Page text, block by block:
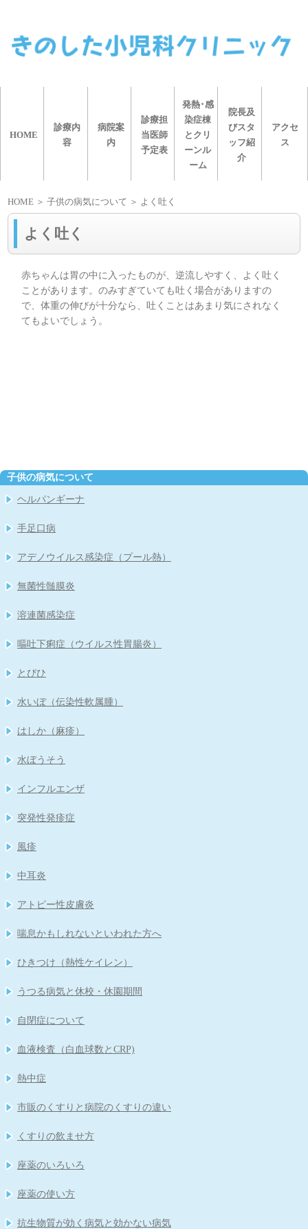
HOME
診療内
容
病院案
内
診療担
当医師
予定表
発熱･感
染症棟
とクリ
ーンル
ーム
院長及
びスタ
ッフ紹
介
アクセ
ス
HOME ＞ 子供の病気について ＞ よく吐く
よく吐く
赤ちゃんは胃の中に入ったものが、逆流しやすく、よく吐く
ことがあります。のみすぎていても吐く場合がありますの
で、体重の伸びが十分なら、吐くことはあまり気にされなく
てもよいでしょう。
子供の病気について
ヘルパンギーナ
手足口病
アデノウイルス感染症（プール熱）
無菌性髄膜炎
溶連菌感染症
嘔吐下痢症（ウイルス性胃腸炎）
とびひ
水いぼ（伝染性軟属腫）
はしか（麻疹）
水ぼうそう
インフルエンザ
突発性発疹症
風疹
中耳炎
アトピー性皮膚炎
喘息かもしれないといわれた方へ
ひきつけ（熱性ケイレン）
うつる病気と休校・休園期間
自閉症について
血液検査（白血球数とCRP)
熱中症
市販のくすりと病院のくすりの違い
くすりの飲ませ方
座薬のいろいろ
座薬の使い方
抗生物質が効く病気と効かない病気